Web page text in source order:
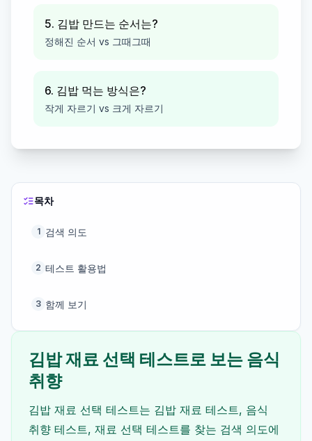
5. 김밥 만드는 순서는?
정해진 순서 vs 그때그때
6. 김밥 먹는 방식은?
작게 자르기 vs 크게 자르기
목차
1 검색 의도
2 테스트 활용법
3 함께 보기
김밥 재료 선택 테스트로 보는 음식
취향
김밥 재료 선택 테스트는 김밥 재료 테스트, 음식
취향 테스트, 재료 선택 테스트를 찾는 검색 의도에